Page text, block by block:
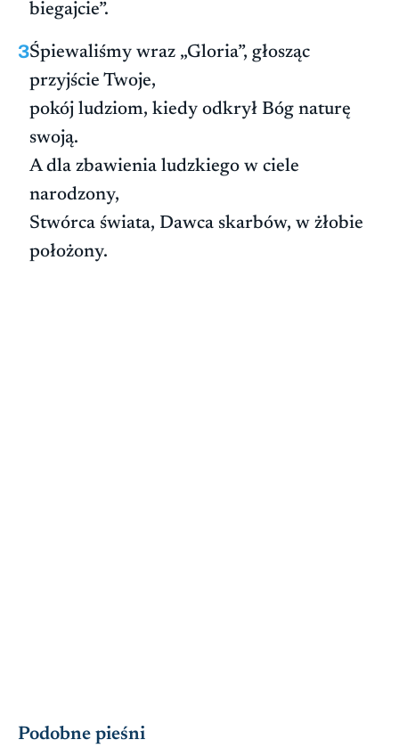
biegajcie”.
3Śpiewaliśmy wraz „Gloria”, głosząc
przyjście Twoje,
pokój ludziom, kiedy odkrył Bóg naturę
swoją.
A dla zbawienia ludzkiego w ciele
narodzony,
Stwórca świata, Dawca skarbów, w żłobie
położony.
Podobne pieśni